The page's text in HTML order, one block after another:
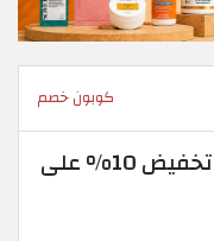
كوبون خصم
كود خصم فارفيتش مشاهير | تخفيض 10% على